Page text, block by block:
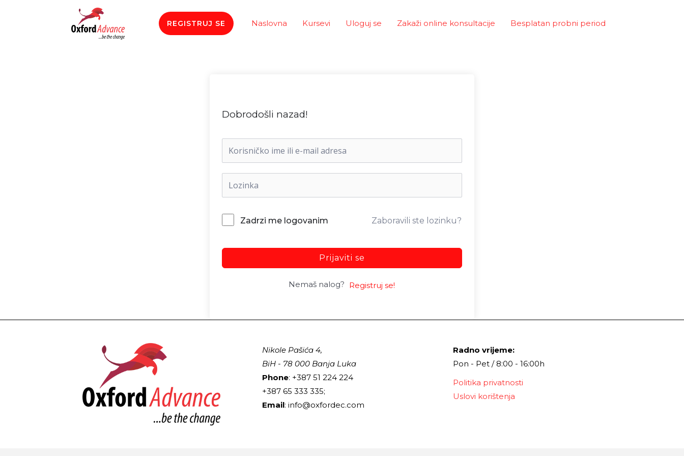
REGISTRUJ SE Naslovna Kursevi Uloguj se Zakaži online konsultacije Besplatan probni period
Dobrodošli nazad!
Zadrzi me logovanim Zaboravili ste lozinku?
Prijaviti se
Nemaš nalog? Registruj se!
Nikole Pašića 4,
BiH - 78 000 Banja Luka
Phone: +387 51 224 224
+387 65 333 335;
Email: info@oxfordec.com
Radno vrijeme:
Pon - Pet / 8:00 - 16:00h
Politika privatnosti
Uslovi korištenja